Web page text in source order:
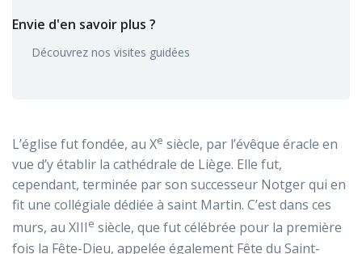
Envie d'en savoir plus ?
Découvrez nos visites guidées
L’église fut fondée, au Xe siècle, par l’évêque éracle en
vue d’y établir la cathédrale de Liège. Elle fut,
cependant, terminée par son successeur Notger qui en
fit une collégiale dédiée à saint Martin. C’est dans ces
murs, au XIIIe siècle, que fut célébrée pour la première
fois la Fête-Dieu, appelée également Fête du Saint-